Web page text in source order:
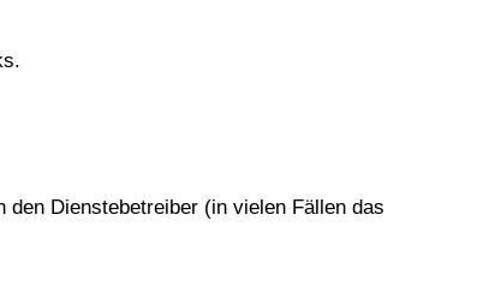
Dienstebetreiber (in vielen Fällen das